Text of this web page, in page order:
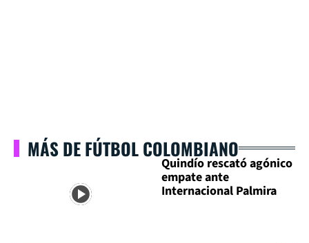
MÁS DE FÚTBOL COLOMBIANO
Quindío rescató agónico
empate ante
Internacional Palmira